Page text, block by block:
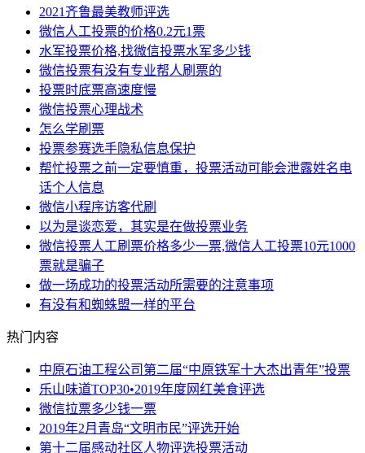
2021齐鲁最美教师评选
微信人工投票的价格0.2元1票
水军投票价格,找微信投票水军多少钱
微信投票有没有专业帮人刷票的
投票时底票高速度慢
微信投票心理战术
怎么学刷票
投票参赛选手隐私信息保护
帮忙投票之前一定要慎重，投票活动可能会泄露姓名电
话个人信息
微信小程序访客代刷
以为是谈恋爱，其实是在做投票业务
微信投票人工刷票价格多少一票,微信人工投票10元1000
票就是骗子
做一场成功的投票活动所需要的注意事项
有没有和蜘蛛盟一样的平台
热门内容
中原石油工程公司第二届“中原铁军十大杰出青年”投票
乐山味道TOP30•2019年度网红美食评选
微信拉票多少钱一票
2019年2月青岛“文明市民”评选开始
第十二届感动社区人物评选投票活动